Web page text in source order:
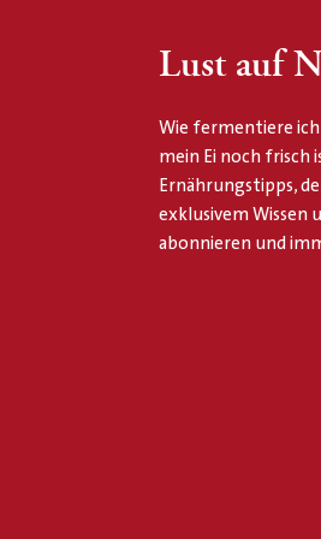
Lust auf
Wie fermentiere ich
mein Ei noch frisch
Ernährungstipps,
exklusivem Wissen
abonnieren und